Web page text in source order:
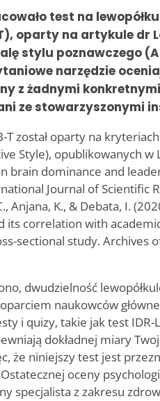
test na
oparty na artykule dr
stylu poznawczego
narzędzie
z żadnymi
ze stowarzyszonymi
T został oparty na
Style), opublikowanych w
brain dominance and
Journal of Scientific
Anjana, K., & Debata, I.
its correlation with
sectional study. Archives
dwudzielność
naukowców
i quizy, takie jak test IDR-
dokładnej miary
że niniejszy test jest
oceny
specjalista z zakresu